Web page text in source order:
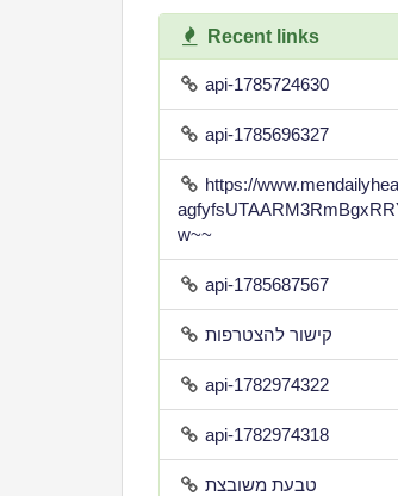
Recent links
api-1785724630
api-1785696327
https://
w~~
api-1785687567
קישור להצטרפות
api-1782974322
api-1782974318
טבעת משובצת